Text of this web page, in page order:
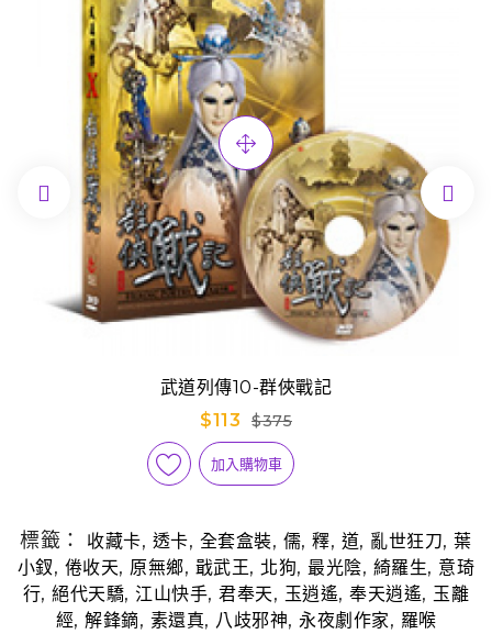
武道列傳10-群俠戰記
$113
$375
加入購物車
 
標籤： 收藏卡, 透卡, 全套盒裝, 儒,釋, 道, 亂世狂刀,葉
小釵, 倦收天,原無鄉, 戢武王,北狗,最光陰, 綺羅生, 意琦
行,絕代天驕, 江山快手,君奉天, 玉逍遙,奉天逍遙,玉離
經, 解鋒鏑, 素還真, 八歧邪神, 永夜劇作家, 羅喉